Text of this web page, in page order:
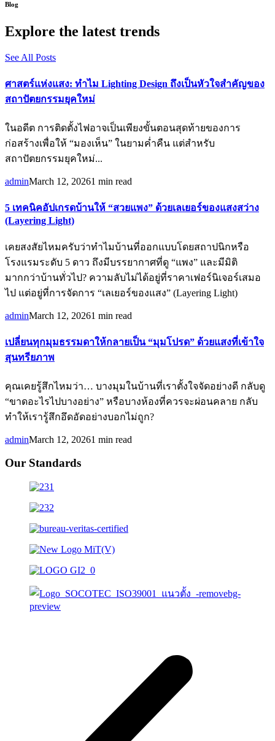
Blog
Explore the latest trends
See All Posts
ศาสตร์แห่งแสง: ทำไม Lighting Design ถึงเป็นหัวใจสำคัญของ
สถาปัตยกรรมยุคใหม่
ในอดีต การติดตั้งไฟอาจเป็นเพียงขั้นตอนสุดท้ายของการ
ก่อสร้างเพื่อให้ “มองเห็น” ในยามค่ำคืน แต่สำหรับ
สถาปัตยกรรมยุคใหม่...
adminMarch 12, 20261 min read
5 เทคนิคอัปเกรดบ้านให้ “สวยแพง” ด้วยเลเยอร์ของแสงสว่าง
(Layering Light)
เคยสงสัยไหมครับว่าทำไมบ้านที่ออกแบบโดยสถาปนิกหรือ
โรงแรมระดับ 5 ดาว ถึงมีบรรยากาศที่ดู “แพง” และมีมิติ
มากกว่าบ้านทั่วไป? ความลับไม่ได้อยู่ที่ราคาเฟอร์นิเจอร์เสมอ
ไป แต่อยู่ที่การจัดการ “เลเยอร์ของแสง” (Layering Light)
adminMarch 12, 20261 min read
เปลี่ยนทุกมุมธรรมดาให้กลายเป็น “มุมโปรด” ด้วยแสงที่เข้าใจ
สุนทรียภาพ
คุณเคยรู้สึกไหมว่า… บางมุมในบ้านที่เราตั้งใจจัดอย่างดี กลับดู
“ขาดอะไรไปบางอย่าง” หรือบางห้องที่ควรจะผ่อนคลาย กลับ
ทำให้เรารู้สึกอึดอัดอย่างบอกไม่ถูก?
adminMarch 12, 20261 min read
Our Standards